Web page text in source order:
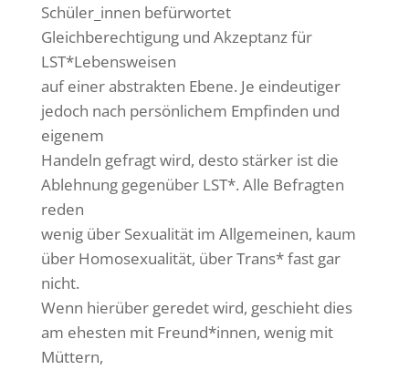
Schüler_innen befürwortet
Gleichberechtigung und Akzeptanz für
LST*Lebensweisen
auf einer abstrakten Ebene. Je eindeutiger
jedoch nach persönlichem Empfinden und
eigenem
Handeln gefragt wird, desto stärker ist die
Ablehnung gegenüber LST*. Alle Befragten
reden
wenig über Sexualität im Allgemeinen, kaum
über Homosexualität, über Trans* fast gar
nicht.
Wenn hierüber geredet wird, geschieht dies
am ehesten mit Freund*innen, wenig mit
Müttern,